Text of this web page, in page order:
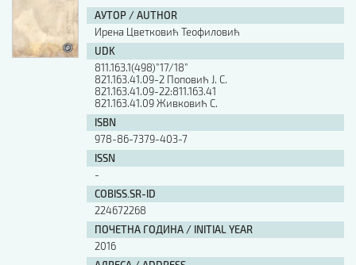
АУТОР / AUTHOR
Ирена Цветковић Теофиловић
UDK
811.163.1(498)”17/18”
821.163.41.09-2 Поповић Ј. С.
821.163.41.09-22:811.163.41
821.163.41.09 Живковић С.
ISBN
978-86-7379-403-7
ISSN
-
COBISS.SR-ID
224672268
ПОЧЕТНА ГОДИНА / INITIAL YEAR
2016